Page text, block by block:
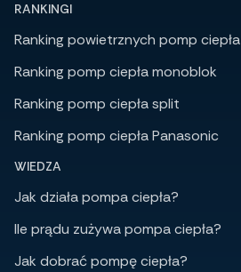
RANKINGI
Ranking powietrznych pomp ciepła
Ranking pomp ciepła monoblok
Ranking pomp ciepła split
Ranking pomp ciepła Panasonic
WIEDZA
Jak działa pompa ciepła?
Ile prądu zużywa pompa ciepła?
Jak dobrać pompę ciepła?